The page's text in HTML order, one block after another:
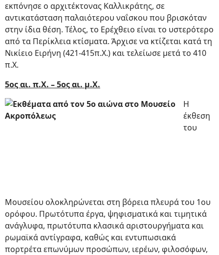
εκπόνησε ο αρχιτέκτονας Καλλικράτης, σε
αντικατάσταση παλαιότερου ναΐσκου που βρισκόταν
στην ίδια θέση. Τέλος, το Ερέχθειο είναι το υστερότερο
από τα Περίκλεια κτίσματα. Άρχισε να κτίζεται κατά τη
Νικίειο Ειρήνη (421-415π.Χ.) και τελείωσε μετά το 410
π.Χ.
5ος αι. π.Χ. – 5ος αι. μ.Χ.
Η
έκθεση
του
Μουσείου ολοκληρώνεται στη βόρεια πλευρά του 1ου
ορόφου. Πρωτότυπα έργα, ψηφισματικά και τιμητικά
ανάγλυφα, πρωτότυπα κλασικά αριστουργήματα και
ρωμαϊκά αντίγραφα, καθώς και εντυπωσιακά
πορτρέτα επωνύμων προσώπων, ιερέων, φιλοσόφων,